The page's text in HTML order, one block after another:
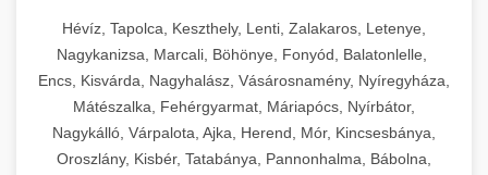
Hévíz, Tapolca, Keszthely, Lenti, Zalakaros, Letenye,
Nagykanizsa, Marcali, Böhönye, Fonyód, Balatonlelle,
Encs, Kisvárda, Nagyhalász, Vásárosnamény, Nyíregyháza,
Mátészalka, Fehérgyarmat, Máriapócs, Nyírbátor,
Nagykálló, Várpalota, Ajka, Herend, Mór, Kincsesbánya,
Oroszlány, Kisbér, Tatabánya, Pannonhalma, Bábolna,